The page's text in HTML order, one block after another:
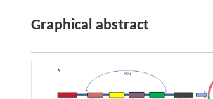
Graphical abstract